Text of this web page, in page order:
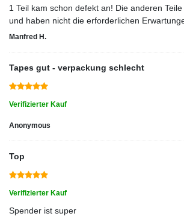
1 Teil kam schon defekt an! Die anderen
und haben nicht die erforderlichen
Manfred H.
Tapes gut - verpackung schlecht
Verifizierter Kauf
Anonymous
Top
Verifizierter Kauf
Spender ist super